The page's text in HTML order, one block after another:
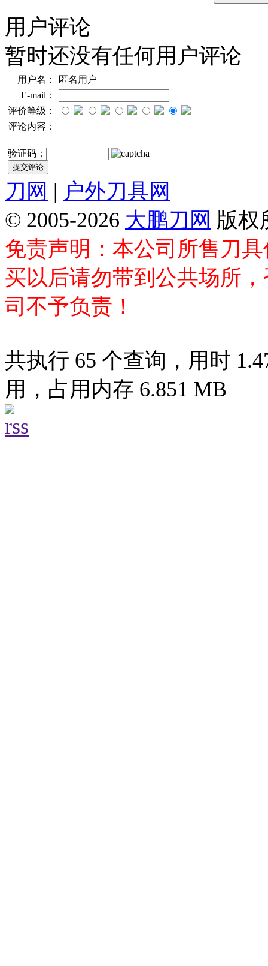
用户评论
暂时还没有任何用户评论
用户名：
匿名用户
E-mail：
评价等级：
评论内容：
验证码：
刀网 | 户外刀具网
© 2005-2026 大鹏刀网 版权
免责声明：本公司所售刀
买以后请勿带到公共场所
司不予负责！
共执行 65 个查询，用时
用，占用内存 6.851 MB